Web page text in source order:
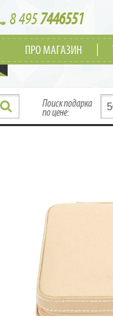
8 4957446551
ПРО МАГАЗИН
Поиск подарка
по цене: